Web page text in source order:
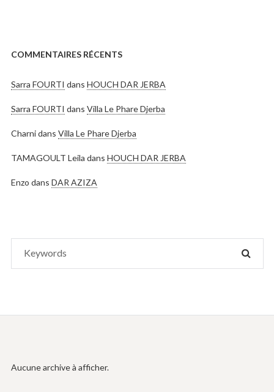
COMMENTAIRES RÉCENTS
Sarra FOURTI dans HOUCH DAR JERBA
Sarra FOURTI dans Villa Le Phare Djerba
Charnidans Villa Le Phare Djerba
TAMAGOULT Leila dans HOUCH DAR JERBA
Enzo dans DAR AZIZA
Aucune archive à afficher.